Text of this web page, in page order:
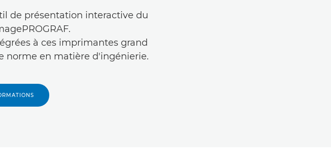
de présentation interactive du
à ces imprimantes grand
norme en matière d'ingénierie.